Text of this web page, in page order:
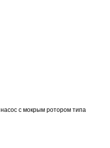
с мокрым ротором типа